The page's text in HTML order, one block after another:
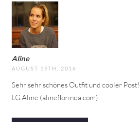
Aline
AUGUST 19TH, 2016
Sehr sehr schönes Outfit und cooler Post!
LG Aline (alineflorinda.com)